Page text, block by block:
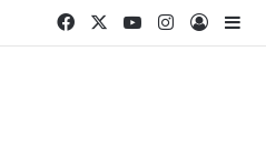
FacebookYouTubeInstagram
Log In